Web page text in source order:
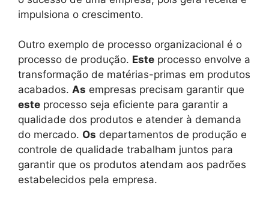
impulsiona o crescimento.
Outro exemplo de processo organizacional é o
processo de produção. Este processo envolve a
transformação de matérias-primas em produtos
acabados. As empresas precisam garantir que
este processo seja eficiente para garantir a
qualidade dos produtos e atender à demanda
do mercado. Os departamentos de produção e
controle de qualidade trabalham juntos para
garantir que os produtos atendam aos padrões
estabelecidos pela empresa.